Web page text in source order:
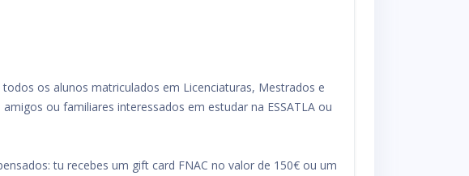
os alunos matriculados em Licenciaturas, Mestrados e
ou familiares interessados em estudar na ESSATLA ou
tu recebes um gift card FNAC no valor de 150€ ou um